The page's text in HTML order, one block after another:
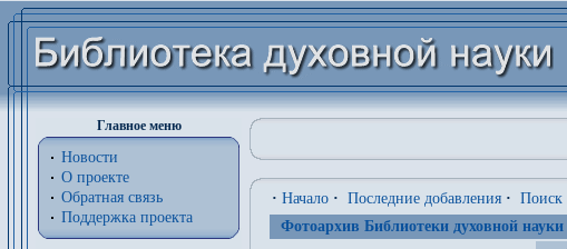
Главное меню
Новости
О проекте
Обратная связь
Поддержка проекта
· Начало · Последние добавления · Поиск
Фотоархив Библиотеки духовной науки